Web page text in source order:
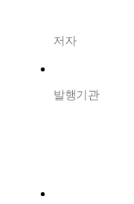
저자
발행기관